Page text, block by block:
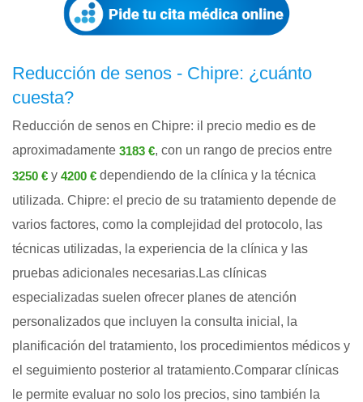
Reducción de senos - Chipre: ¿cuánto
cuesta?
Reducción de senos en Chipre: il precio medio es de
aproximadamente 3183 €, con un rango de precios entre
3250 € y 4200 € dependiendo de la clínica y la técnica
utilizada. Chipre: el precio de su tratamiento depende de
varios factores, como la complejidad del protocolo, las
técnicas utilizadas, la experiencia de la clínica y las
pruebas adicionales necesarias.Las clínicas
especializadas suelen ofrecer planes de atención
personalizados que incluyen la consulta inicial, la
planificación del tratamiento, los procedimientos médicos y
el seguimiento posterior al tratamiento.Comparar clínicas
le permite evaluar no solo los precios, sino también la